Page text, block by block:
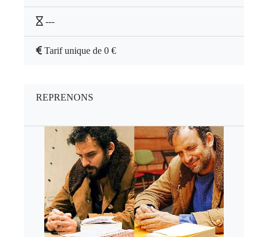
---
Tarif unique de 0 €
REPRENONS